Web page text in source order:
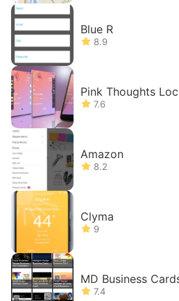
Blue R
8.9
Pink Thoughts
7.6
Amazon
8.2
Clyma
9
MD Business
7.4